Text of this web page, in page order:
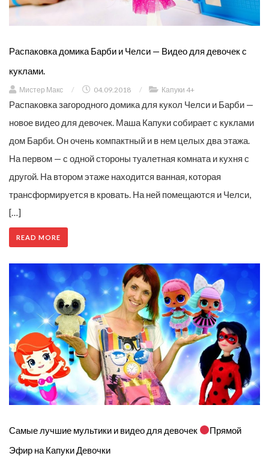
Распаковка домика Барби и Челси — Видео для девочек с
куклами.
Мистер Макс / 04.09.2018 / Капуки 4+
Распаковка загородного домика для кукол Челси и Барби —
новое видео для девочек. Маша Капуки собирает с куклами
дом Барби. Он очень компактный и в нем целых два этажа.
На первом — с одной стороны туалетная комната и кухня с
другой. На втором этаже находится ванная, которая
трансформируется в кровать. На ней помещаются и Челси,
[…]
READ MORE
Самые лучшие мультики и видео для девочек
Прямой
Эфир на Капуки Девочки